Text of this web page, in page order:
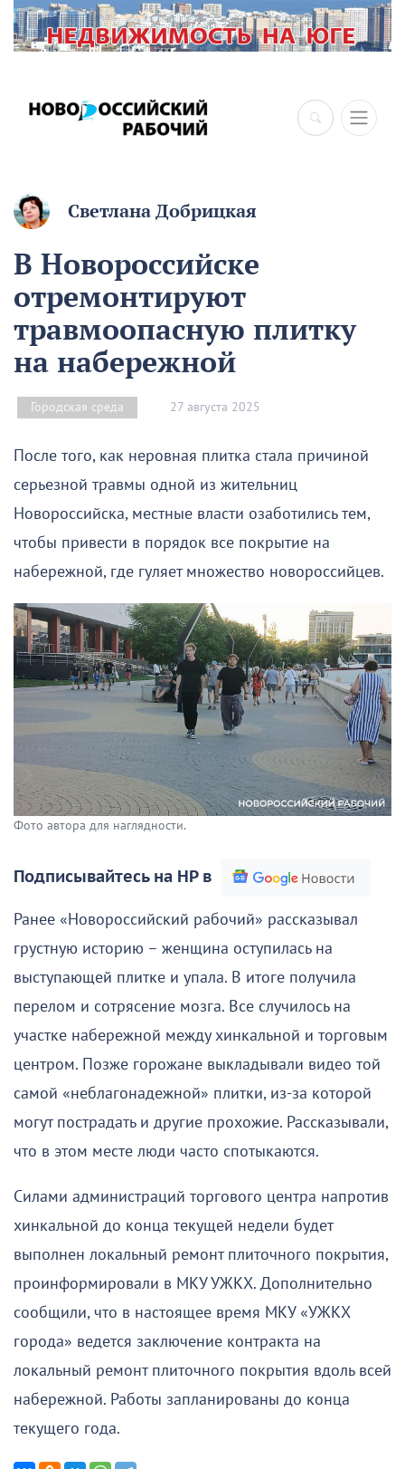
×
Светлана Добрицкая
В Новороссийске
отремонтируют
травмоопасную плитку
на набережной
Городская среда 27 августа 2025
После того, как неровная плитка стала причиной
серьезной травмы одной из жительниц
Новороссийска, местные власти озаботились тем,
чтобы привести в порядок все покрытие на
набережной, где гуляет множество новороссийцев.
Фото автора для наглядности.
Подписывайтесь на НР в
Ранее «Новороссийский рабочий» рассказывал
грустную историю – женщина оступилась на
выступающей плитке и упала. В итоге получила
перелом и сотрясение мозга. Все случилось на
участке набережной между хинкальной и торговым
центром. Позже горожане выкладывали видео той
самой «неблагонадежной» плитки, из-за которой
могут пострадать и другие прохожие. Рассказывали,
что в этом месте люди часто спотыкаются.
Силами администраций торгового центра напротив
хинкальной до конца текущей недели будет
выполнен локальный ремонт плиточного покрытия,
проинформировали в МКУ УЖКХ. Дополнительно
сообщили, что в настоящее время МКУ «УЖКХ
города» ведется заключение контракта на
локальный ремонт плиточного покрытия вдоль всей
набережной. Работы запланированы до конца
текущего года.